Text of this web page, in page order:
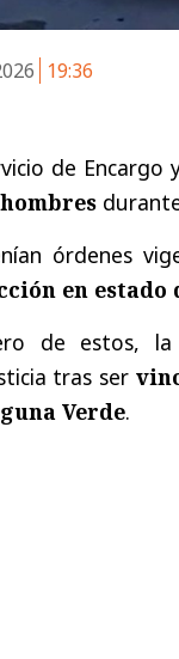
19:36
de Encargo
órdenes
en estado
de estos,
tras ser
Verde.